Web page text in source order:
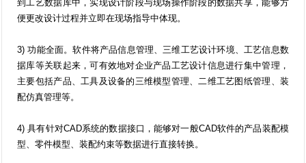
到工艺数据库中，实现设计阶段与现场操作阶段的数据共享，能够方
便更改设计过程并立即在现场指导中体现。
3) 功能全面。软件将产品信息管理、三维工艺设计环境、工艺信息数
据库等关联起来，可有效地对企业产品工艺设计信息进行集中管理，
主要包括产品、工具及设备的三维模型管理、二维工艺图纸管理、装
配仿真管理等。
4) 具有针对CAD系统的数据接口，能够对一般CAD软件的产品装配模
型、零件模型、装配约束等数据进行直接转换。